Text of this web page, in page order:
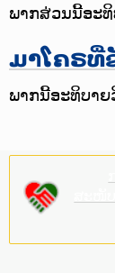
ພາກສ່ວນນີ້ອະ
ມາໂຄຣທີ່
ພາກນີ້ອະທິບາ